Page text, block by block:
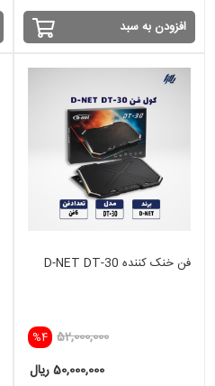
افزودن به سبد
فن خنک کننده D-NET DT-30
%4 52,000,000
50,000,000 ریال